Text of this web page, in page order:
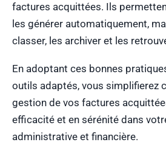
factures acquittées. Ils
les générer automatiquement,
classer, les archiver et les
En adoptant ces bonnes
outils adaptés, vous simplifierez
gestion de vos factures
efficacité et en sérénité dans
administrative et financière.